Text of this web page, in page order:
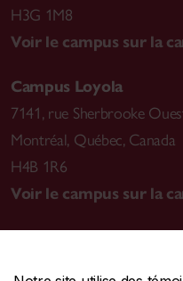
H3G 1M8
Voir le campus sur la
Campus Loyola
7141, rue Sherbrooke
Montréal, Québec, Canada
H4B 1R6
Voir le campus sur la